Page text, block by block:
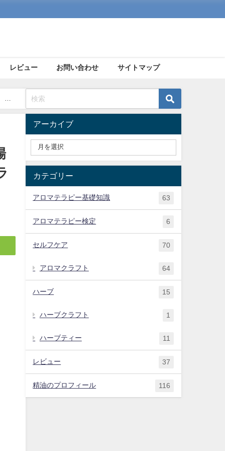
レビュー お問い合わせ サイトマップ
アーカイブ
カテゴリー
アロマテラピー基礎知識 63
アロマテラピー検定 6
セルフケア 70
アロマクラフト 64
ハーブ 15
ハーブクラフト 1
ハーブティー 11
レビュー 37
精油のプロフィール 116